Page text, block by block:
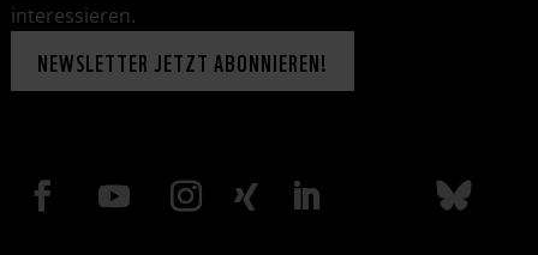
interessieren.
NEWSLETTER JETZT ABONNIEREN!